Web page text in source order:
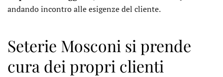
andando incontro alle esigenze del cliente.
Seterie Mosconi si prende
cura dei propri clienti